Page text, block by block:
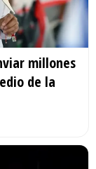
millones
de la